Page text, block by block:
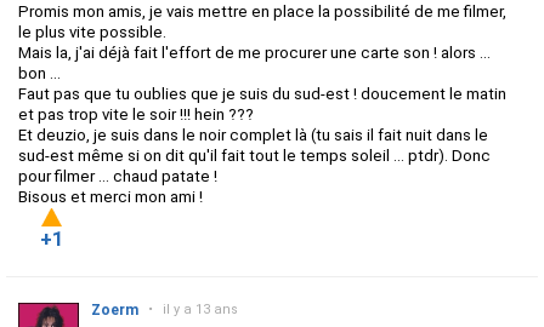
Promis mon amis, je vais mettre en place la possibilité de me filmer,
le plus vite possible.
Mais la, j'ai déjà fait l'effort de me procurer une carte son ! alors ...
bon ...
Faut pas que tu oublies que je suis du sud-est ! doucement le matin
et pas trop vite le soir !!! hein ???
Et deuzio, je suis dans le noir complet là (tu sais il fait nuit dans le
sud-est même si on dit qu'il fait tout le temps soleil ... ptdr). Donc
pour filmer ... chaud patate !
Bisous et merci mon ami !
+1
Zoerm • il y a 13 ans